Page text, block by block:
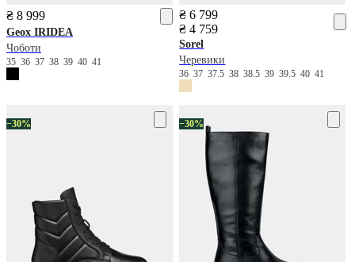
₴ 8 999
Geox IRIDEA
Чоботи
35 36 37 38 39 40 41
₴ 6 799
₴ 4 759
Sorel
Черевики
363737.53838.53939.54041
−30% −30%